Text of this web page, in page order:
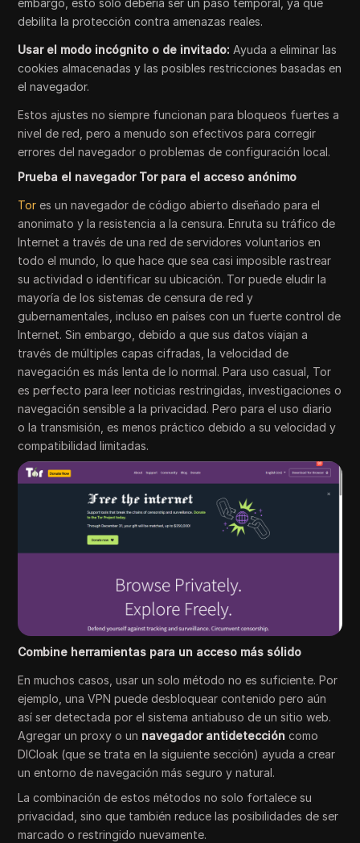
embargo, esto solo debería ser un paso temporal, ya que
debilita la protección contra amenazas reales.
Usar el modo incógnito o de invitado: Ayuda a eliminar las
cookies almacenadas y las posibles restricciones basadas en
el navegador.
Estos ajustes no siempre funcionan para bloqueos fuertes a
nivel de red, pero a menudo son efectivos para corregir
errores del navegador o problemas de configuración local.
Prueba el navegador Tor para el acceso anónimo
Tor es un navegador de código abierto diseñado para el
anonimato y la resistencia a la censura. Enruta su tráfico de
Internet a través de una red de servidores voluntarios en
todo el mundo, lo que hace que sea casi imposible rastrear
su actividad o identificar su ubicación. Tor puede eludir la
mayoría de los sistemas de censura de red y
gubernamentales, incluso en países con un fuerte control de
Internet. Sin embargo, debido a que sus datos viajan a
través de múltiples capas cifradas, la velocidad de
navegación es más lenta de lo normal. Para uso casual, Tor
es perfecto para leer noticias restringidas, investigaciones o
navegación sensible a la privacidad. Pero para el uso diario
o la transmisión, es menos práctico debido a su velocidad y
compatibilidad limitadas.
Combine herramientas para un acceso más sólido
En muchos casos, usar un solo método no es suficiente. Por
ejemplo, una VPN puede desbloquear contenido pero aún
así ser detectada por el sistema antiabuso de un sitio web.
Agregar un proxy o un navegador antidetección como
DICloak (que se trata en la siguiente sección) ayuda a crear
un entorno de navegación más seguro y natural.
La combinación de estos métodos no solo fortalece su
privacidad, sino que también reduce las posibilidades de ser
marcado o restringido nuevamente.